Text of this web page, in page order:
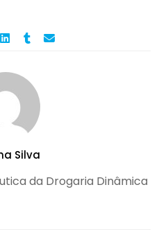
Silva
da Drogaria Dinâmica